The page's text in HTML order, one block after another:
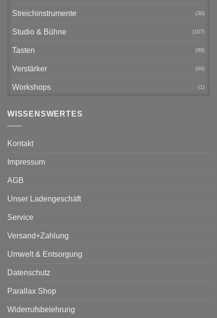
Streichinstrumente (30)
Studio & Bühne (107)
Tasten (89)
Verstärker (64)
Workshops (1)
WISSENSWERTES
Kontakt
Impressum
AGB
Unser Ladengeschäft
Service
Versand+Zahlung
Umwelt & Entsorgung
Datenschutz
Parallax Shop
Widerrufsbelehrung